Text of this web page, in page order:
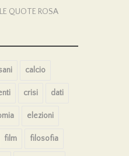
QUOTE ROSA
calcio
crisi dati
elezioni
film filosofia